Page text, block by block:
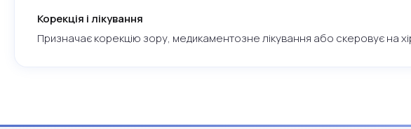
Корекція і лікування
Призначає корекцію зору, медикаментозне лікування або скеровує на